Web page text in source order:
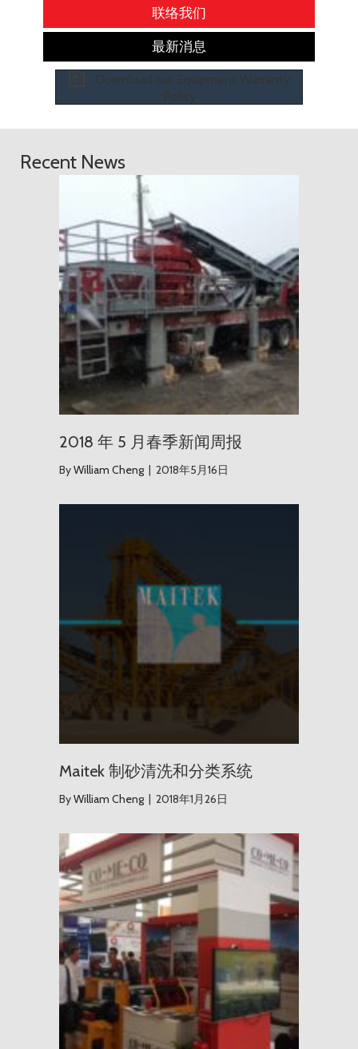
联络我们
最新消息
Download our Equipment Warranty
Policy
Recent News
2018 年 5 月春季新闻周报
ByWilliam Cheng | 2018年5月16日
Maitek 制砂清洗和分类系统
ByWilliam Cheng | 2018年1月26日
秘鲁